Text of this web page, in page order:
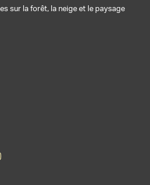
sur la forêt, la neige et le paysage